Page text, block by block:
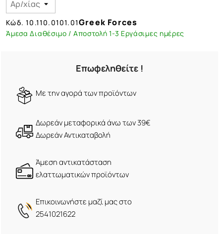
Κώδ.10.110.0101.01Greek Forces
Άμεσα Διαθέσιμο / Αποστολή 1-3 Εργάσιμες ημέρες
Επωφεληθείτε !
Mε την αγορά των προϊόντων
Δωρεάν μεταφορικά άνω των 39€
Δωρεάν Αντικαταβολή
Άμεση αντικατάσταση
ελαττωματικών προϊόντων
Eπικοινωνήστε μαζί μας στο
2541021622